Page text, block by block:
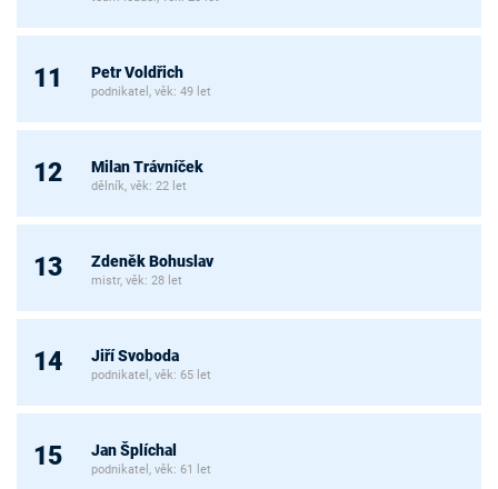
11 Petr Voldřich
podnikatel, věk: 49 let
12 Milan Trávníček
dělník, věk: 22 let
13 Zdeněk Bohuslav
mistr, věk: 28 let
14 Jiří Svoboda
podnikatel, věk: 65 let
15 Jan Šplíchal
podnikatel, věk: 61 let